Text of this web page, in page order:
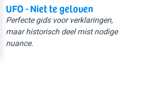
UFO - Niet te geloven
Perfecte gids voor verklaringen,
maar historisch deel mist nodige
nuance.